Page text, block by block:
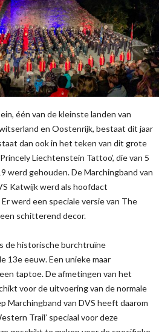
één van de kleinste landen van
en Oostenrijk, bestaat dit jaar
dan ook in het teken van dit grote
Liechtenstein Tattoo’, die van 5
werd gehouden. De Marchingband van
Katwijk werd als hoofdact
werd een speciale versie van The
schitterend decor.
de historische burchtruïne
13e eeuw. Een unieke maar
taptoe. De afmetingen van het
voor de uitvoering van de normale
Marchingband van DVS heeft daarom
Trail’ speciaal voor deze